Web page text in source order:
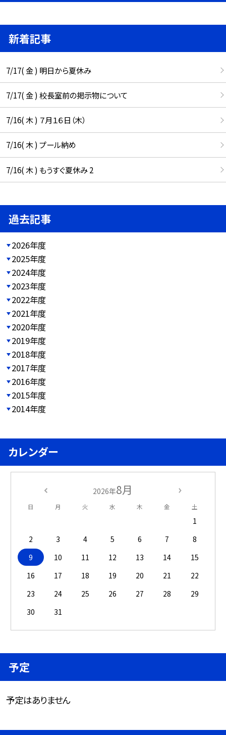
新着記事
7/17( 金 ) 明日から夏休み
7/17( 金 ) 校長室前の掲示物について
7/16( 木 ) ７月１６日（木）
7/16( 木 ) プール納め
7/16( 木 ) もうすぐ夏休み 2
過去記事
2026年度
2025年度
2024年度
2023年度
2022年度
2021年度
2020年度
2019年度
2018年度
2017年度
2016年度
2015年度
2014年度
カレンダー
2026年8月
日 月 火 水 木 金 土
1
2
3 4 5 6 7
8
9
10 11 12 13 14
15
16
17 18 19 20 21
22
23
24 25 26 27 28
29
30
31
予定
予定はありません